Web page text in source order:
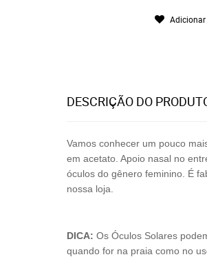
DESCRIÇÃO DO
Vamos conhecer um pouco
em acetato. Apoio nasal no
óculos do gênero feminino. É
nossa loja.
DICA: Os Óculos Solares
quando for na praia como no